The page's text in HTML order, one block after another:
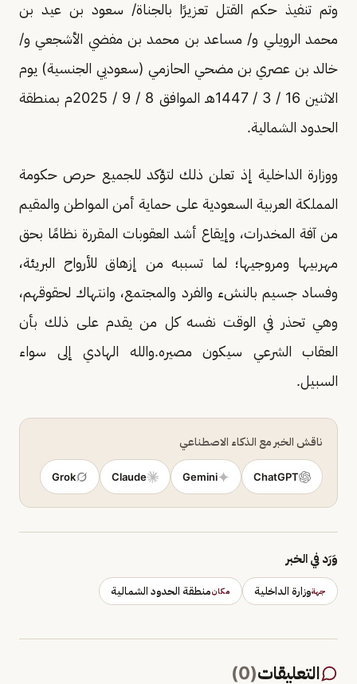
وتم تنفيذ حكم القتل تعزيرًا بالجناة/ سعود بن عيد بن
محمد الرويلي و/ مساعد بن محمد بن مفضي الأشجعي و/
خالد بن عصري بن مضحي الحازمي (سعوديي الجنسية) يوم
الاثنين 16 / 3 / 1447هـ الموافق 8 / 9 / 2025م بمنطقة
الحدود الشمالية.
ووزارة الداخلية إذ تعلن ذلك لتؤكد للجميع حرص حكومة
المملكة العربية السعودية على حماية أمن المواطن والمقيم
من آفة المخدرات، وإيقاع أشد العقوبات المقررة نظامًا بحق
مهربيها ومروجيها؛ لما تسببه من إزهاق للأرواح البريئة،
وفساد جسيم بالنشء والفرد والمجتمع، وانتهاك لحقوقهم،
وهي تحذر في الوقت نفسه كل من يقدم على ذلك بأن
العقاب الشرعي سيكون مصيره.والله الهادي إلى سواء
السبيل.
ناقش الخبر مع الذكاء الاصطناعي
ChatGPT
Gemini
Claude
Grok
وَرَد في الخبر
جهةوزارة الداخلية مكانمنطقة الحدود الشمالية
التعليقات(
0
)